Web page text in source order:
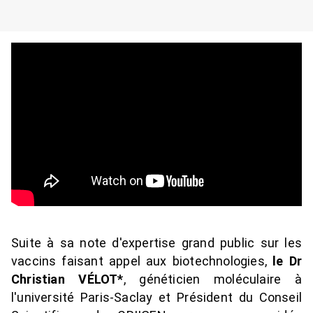
Suite à sa note d'expertise grand public sur les
vaccins faisant appel aux biotechnologies,
le Dr
Christian VÉLOT*, généticien moléculaire à
l'université Paris-Saclay et Président du Conseil